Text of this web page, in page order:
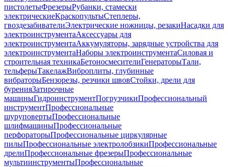
пистолетыФрезерыРубанки, стамески
электрическиеКраскопультыСтеплеры,
гвоздезабивателиЭлектрические ножницы, резакиНасадки для
электроинструментаАксессуары для
электроинструментаАккумуляторы, зарядные устройства для
электроинструментаНаборы электроинструментаСиловая и
строительная техникаБетоносмесителиГенераторыТали,
тельферыТакелажВиброплиты, глубинные
вибраторыБензорезы, резчики швовСтойки, дрели для
буренияЗатирочные
машиныГидроинструментПогрузчикиПрофессиональный
инструментПрофессиональные
шуруповертыПрофессиональные
шлифмашиныПрофессиональные
перфораторыПрофессиональные циркулярные
пилыПрофессиональные электролобзикиПрофессиональные
дрелиПрофессиональные фрезерыПрофессиональные
мультиинструментыПрофессиональные